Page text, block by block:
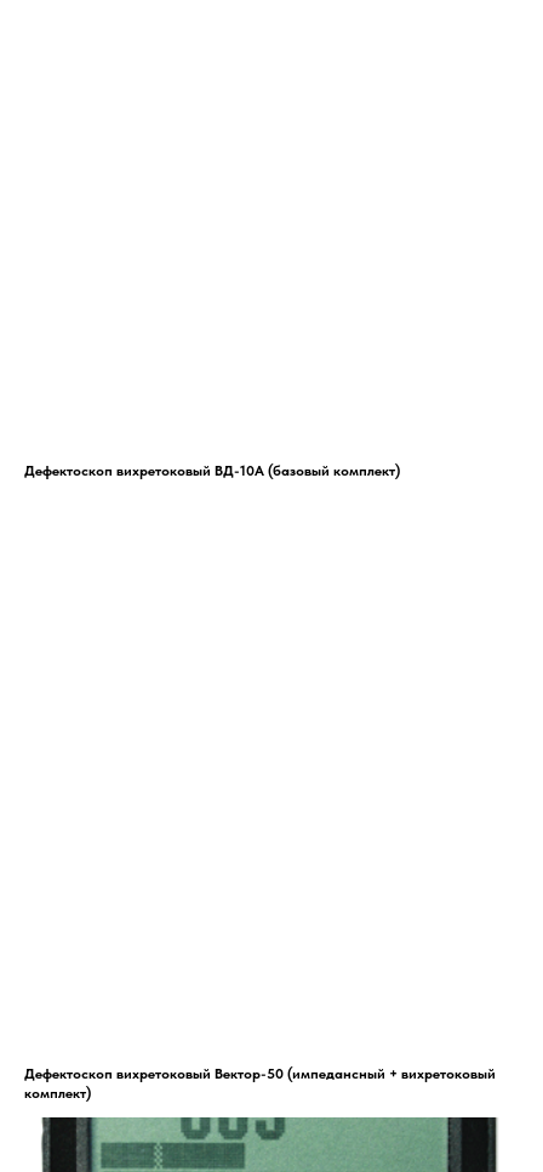
Дефектоскоп вихретоковый ВД-10А (базовый комплект)
Дефектоскоп вихретоковый Вектор-50 (импедансный + вихретоковый
комплект)